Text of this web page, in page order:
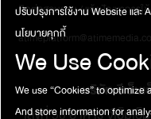
ติดต่อสอบถาม / แจ้งปัญหาการใ
บริษัท จีเอ็ม
ปรับปรุงการใช้งาน Website แล
นโยบายคุกกี้
We Use
We use “Cookies” to
And store information for